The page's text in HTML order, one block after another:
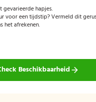
gevarieerde hapjes.
voor een tijdstip? Vermeld dit
het afrekenen.
Beschikbaarheid